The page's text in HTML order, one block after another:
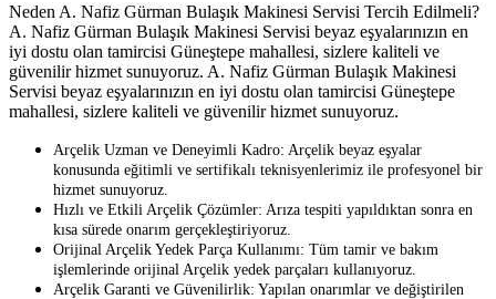
Neden A. Nafiz Gürman Bulaşık Makinesi Servisi Tercih Edilmeli?
A. Nafiz Gürman Bulaşık Makinesi Servisi beyaz eşyalarınızın en
iyi dostu olan tamircisi Güneştepe mahallesi, sizlere kaliteli ve
güvenilir hizmet sunuyoruz. A. Nafiz Gürman Bulaşık Makinesi
Servisi beyaz eşyalarınızın en iyi dostu olan tamircisi Güneştepe
mahallesi, sizlere kaliteli ve güvenilir hizmet sunuyoruz.
Arçelik Uzman ve Deneyimli Kadro: Arçelik beyaz eşyalar
konusunda eğitimli ve sertifikalı teknisyenlerimiz ile profesyonel bir
hizmet sunuyoruz.
Hızlı ve Etkili Arçelik Çözümler: Arıza tespiti yapıldıktan sonra en
kısa sürede onarım gerçekleştiriyoruz.
Orijinal Arçelik Yedek Parça Kullanımı: Tüm tamir ve bakım
işlemlerinde orijinal Arçelik yedek parçaları kullanıyoruz.
Arçelik Garanti ve Güvenilirlik: Yapılan onarımlar ve değiştirilen